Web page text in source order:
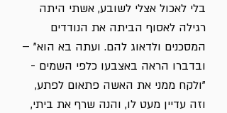
בלי לאכול אצלי לשובע, אשתי היתה
רגילה לאסוף הביתה את הנודדים
המסכנים ולדאוג להם. ועתה בא הוא" –
ובדברו הראה באצבעו כלפי השמים -
"ולקח ממני את האשה פתאום לפתע,
וזה עדיין מעט לו, והנה שרף את ביתי,